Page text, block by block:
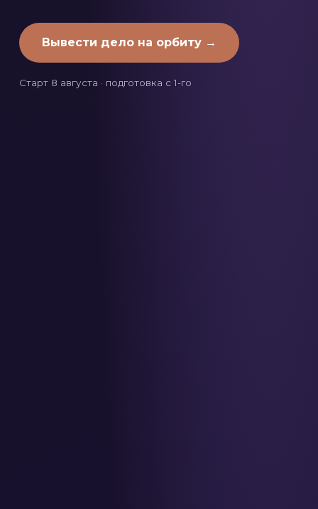
Вывести дело на орбиту →
Старт 8 августа · подготовка с 1-го